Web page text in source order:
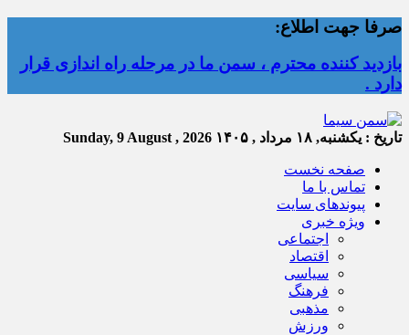
صرفا جهت اطلاع:
بازدید کننده محترم ، سمن ما در مرحله راه اندازی قرار
دارد .
تاریخ : یکشنبه, ۱۸ مرداد , ۱۴۰۵ Sunday, 9 August , 2026
صفحه نخست
تماس با ما
پیوندهای سایت
ویژه خبری
اجتماعی
اقتصاد
سیاسی
فرهنگ
مذهبی
ورزش